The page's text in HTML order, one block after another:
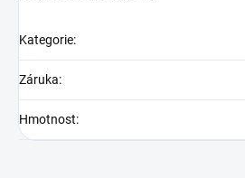
Kategorie:
Záruka:
Hmotnost: